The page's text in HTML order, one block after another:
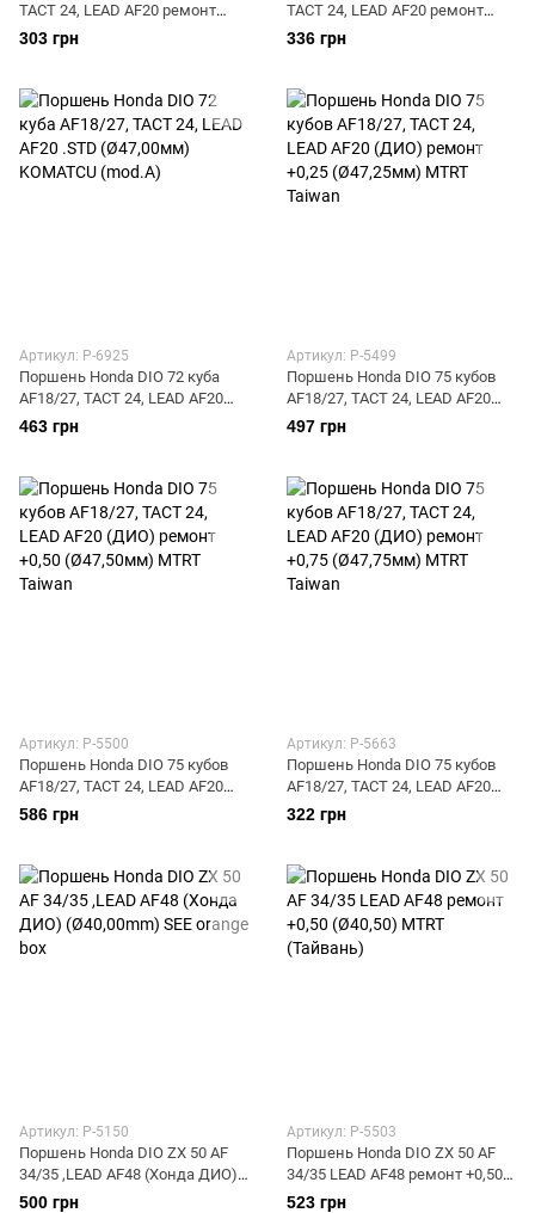
TACT 24, LEAD AF20 ремонт
+0,75 (Ø44,75мм) MTRT
(Тайвань)
303 грн
TACT 24, LEAD AF20 ремонт
+1,00 (Ø45,00мм) MTRT
(Тайвань)
336 грн
Артикул: P-6925
Поршень Honda DIO 72 куба
AF18/27, TACT 24, LEAD AF20
.STD (Ø47,00мм) KOMATCU
(mod.A)
463 грн
Артикул: P-5499
Поршень Honda DIO 75 кубов
AF18/27, TACT 24, LEAD AF20
(ДИО) ремонт +0,25 (Ø47,25мм)
MTRT Taiwan
497 грн
Артикул: P-5500
Поршень Honda DIO 75 кубов
AF18/27, TACT 24, LEAD AF20
(ДИО) ремонт +0,50 (Ø47,50мм)
MTRT Taiwan
586 грн
Артикул: P-5663
Поршень Honda DIO 75 кубов
AF18/27, TACT 24, LEAD AF20
(ДИО) ремонт +0,75 (Ø47,75мм)
MTRT Taiwan
322 грн
Артикул: P-5150
Поршень Honda DIO ZX 50 AF
34/35 ,LEAD AF48 (Хонда ДИО)
(Ø40,00mm) SEE orange box
500 грн
Артикул: P-5503
Поршень Honda DIO ZX 50 AF
34/35 LEAD AF48 ремонт +0,50
(Ø40,50) MTRT (Тайвань)
523 грн